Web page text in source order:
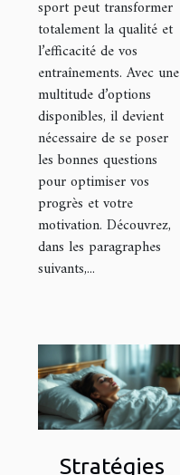
pour
maximiser vos
entraînements
?
sport peut transformer
totalement la qualité et
l’efficacité de vos
entraînements. Avec une
multitude d’options
disponibles, il devient
nécessaire de se poser
les bonnes questions
pour optimiser vos
progrès et votre
motivation. Découvrez,
dans les paragraphes
suivants,...
Stratégies